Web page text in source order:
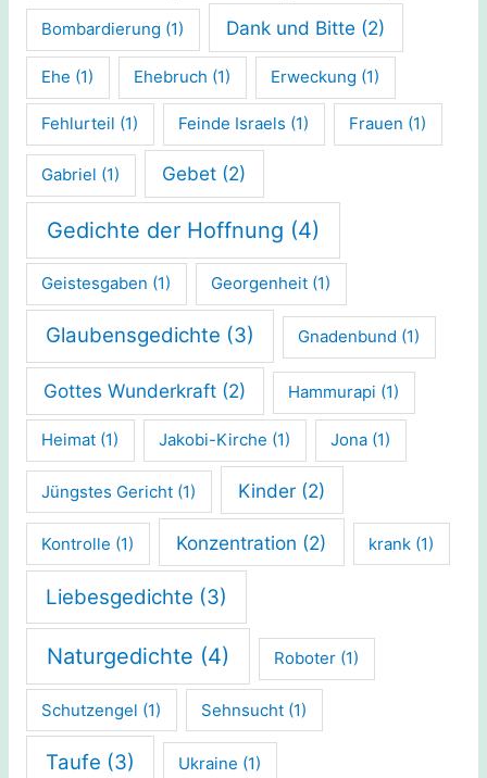
Bombardierung (1) Dank und Bitte (2)
Ehe (1) Ehebruch (1) Erweckung (1)
Fehlurteil (1) Feinde Israels (1) Frauen (1)
Gabriel (1) Gebet (2)
Gedichte der Hoffnung (4)
Geistesgaben (1) Georgenheit (1)
Glaubensgedichte (3) Gnadenbund (1)
Gottes Wunderkraft (2) Hammurapi (1)
Heimat (1) Jakobi-Kirche (1) Jona (1)
Jüngstes Gericht (1) Kinder (2)
Kontrolle (1) Konzentration (2) krank (1)
Liebesgedichte (3)
Naturgedichte (4) Roboter (1)
Schutzengel (1) Sehnsucht (1)
Taufe (3) Ukraine (1)